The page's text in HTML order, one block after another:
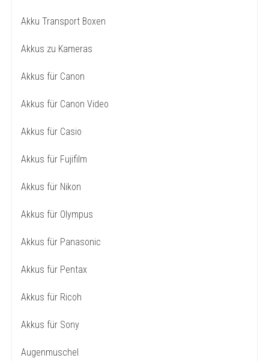
Akku Transport Boxen
Akkus zu Kameras
Akkus für Canon
Akkus für Canon Video
Akkus für Casio
Akkus für Fujifilm
Akkus für Nikon
Akkus für Olympus
Akkus für Panasonic
Akkus für Pentax
Akkus für Ricoh
Akkus für Sony
Augenmuschel